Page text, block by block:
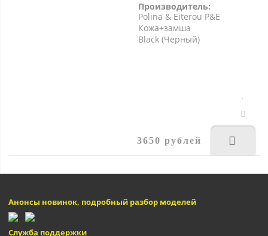
Производитель:
Polina & Eiterou P&E
Кожа+замша
Black (Черный)
3650 рублей
Анонсы новинок, подробный разбор моделей
Служба поддержки